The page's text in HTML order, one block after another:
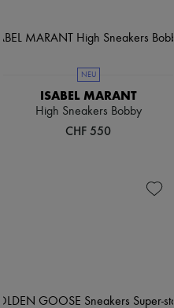
NEU
ISABEL MARANT
High Sneakers Bobby
CHF 550